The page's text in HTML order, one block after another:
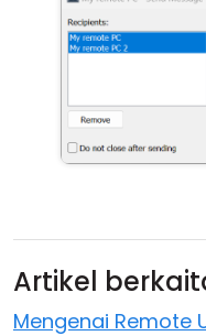
Artikel
Mengenai Remote